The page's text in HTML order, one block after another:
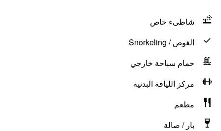
شاطىء خاص
الغوص / Snorkeling
حمام سباحة خارجي
مركز اللياقة البدنية
مطعم
بار / صالة